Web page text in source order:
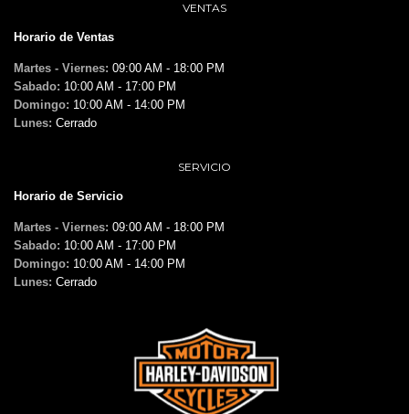
VENTAS
Horario de Ventas
Martes - Viernes: 09:00 AM - 18:00 PM
Sabado: 10:00 AM - 17:00 PM
Domingo: 10:00 AM - 14:00 PM
Lunes: Cerrado
SERVICIO
Horario de Servicio
Martes - Viernes: 09:00 AM - 18:00 PM
Sabado: 10:00 AM - 17:00 PM
Domingo: 10:00 AM - 14:00 PM
Lunes: Cerrado